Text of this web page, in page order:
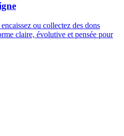
ou collectez des dons
claire, évolutive et pensée pour